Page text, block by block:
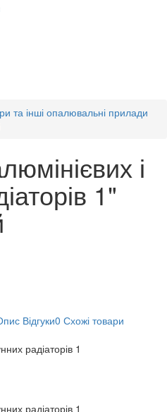
та інші опалювальні прилади
і
1"
Відгуки0 Схожі товари